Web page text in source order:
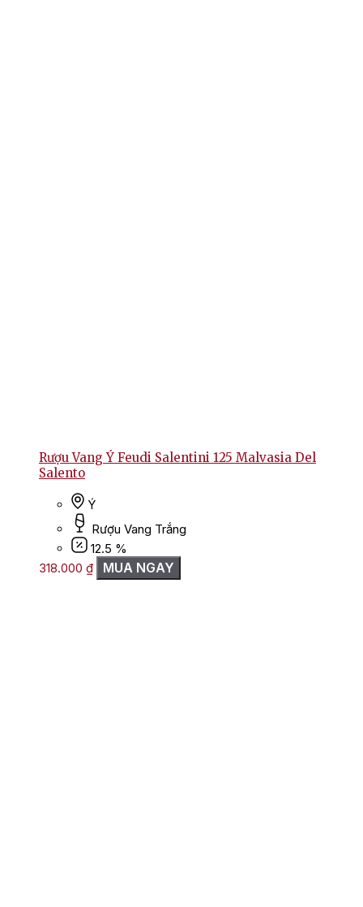
Rượu Vang Ý Feudi Salentini 125 Malvasia Del
Salento
Ý
Rượu Vang Trắng
12.5 %
318.000 ₫ MUA NGAY